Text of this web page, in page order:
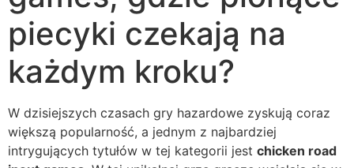
piecyki czekają na
każdym kroku?
W dzisiejszych czasach gry hazardowe zyskują coraz
większą popularność, a jednym z najbardziej
intrygujących tytułów w tej kategorii jest chicken road